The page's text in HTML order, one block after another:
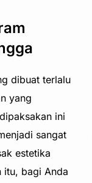
dibuat terlalu
yang
ini
sangat
estetika
itu, bagi Anda